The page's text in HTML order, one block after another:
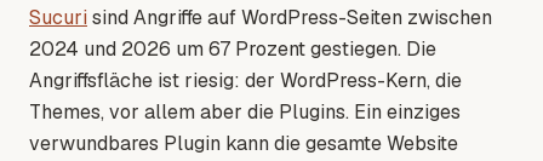
Sucuri sind Angriffe auf WordPress-Seiten zwischen
2024 und 2026 um 67 Prozent gestiegen. Die
Angriffsfläche ist riesig: der WordPress-Kern, die
Themes, vor allem aber die Plugins. Ein einziges
verwundbares Plugin kann die gesamte Website